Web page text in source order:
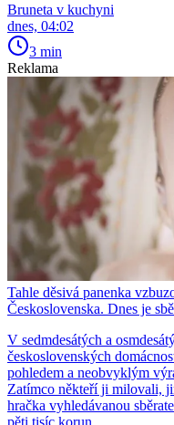
Bruneta v kuchyni
dnes, 04:02
3 min
Reklama
Tahle děsivá panenka
Československa. Dnes je
V sedmdesátých a
československých
pohledem a neobvyklým
Zatímco někteří ji milovali,
hračka vyhledávanou
pěti tisíc korun.